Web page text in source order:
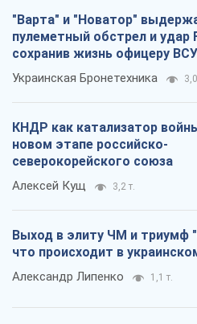
"Варта" и "Новатор"
пулеметный обстрел и удар
сохранив жизнь офицеру ВСУ
Украинская Бронетехника
КНДР как катализатор
новом этапе российско-
северокорейского союза
Алексей Кущ 3,2 т.
Выход в элиту ЧМ и триумф
что происходит в
Александр Липенко 1,1 т.